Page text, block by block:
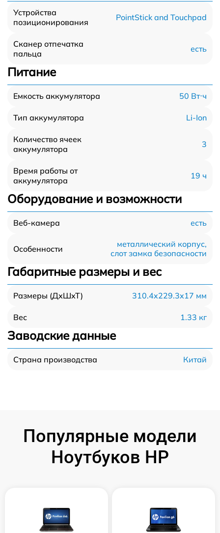
Устройства
позиционирования
PointStick and Touchpad
Сканер отпечатка
пальца
есть
Питание
Емкость аккумулятора 50 Вт⋅ч
Тип аккумулятора Li-Ion
Количество ячеек
аккумулятора
3
Время работы от
аккумулятора
19 ч
Оборудование и возможности
Веб-камера есть
Особенности
металлический корпус,
слот замка безопасности
Габаритные размеры и вес
Размеры (ДхШхТ) 310.4x229.3x17 мм
Вес 1.33 кг
Заводские данные
Страна производства Китай
Популярные модели
Ноутбуков HP